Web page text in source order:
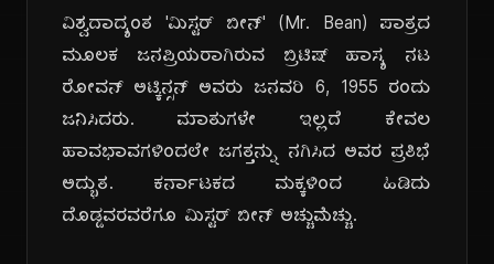
ವಿಶ್ವದಾದ್ಯಂತ 'ಮಿಸ್ಟರ್ ಬೀನ್' (Mr. Bean) ಪಾತ್ರದ
ಮೂಲಕ ಜನಪ್ರಿಯರಾಗಿರುವ ಬ್ರಿಟಿಷ್ ಹಾಸ್ಯ ನಟ
ರೋವನ್ ಅಟ್ಕಿನ್ಸನ್ ಅವರು ಜನವರಿ 6, 1955 ರಂದು
ಜನಿಸಿದರು. ಮಾತುಗಳೇ ಇಲ್ಲದೆ ಕೇವಲ
ಹಾವಭಾವಗಳಿಂದಲೇ ಜಗತ್ತನ್ನು ನಗಿಸಿದ ಅವರ ಪ್ರತಿಭೆ
ಅದ್ಭುತ. ಕರ್ನಾಟಕದ ಮಕ್ಕಳಿಂದ ಹಿಡಿದು
ದೊಡ್ಡವರವರೆಗೂ ಮಿಸ್ಟರ್ ಬೀನ್ ಅಚ್ಚುಮೆಚ್ಚು.